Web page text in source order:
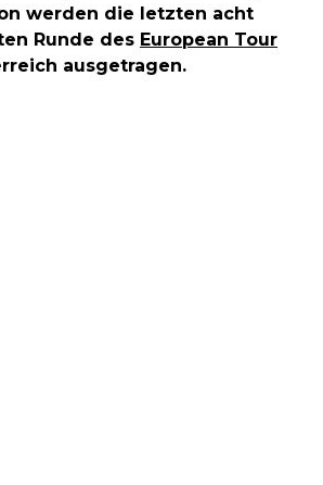
werden die letzten acht
Runde des European Tour
ausgetragen.